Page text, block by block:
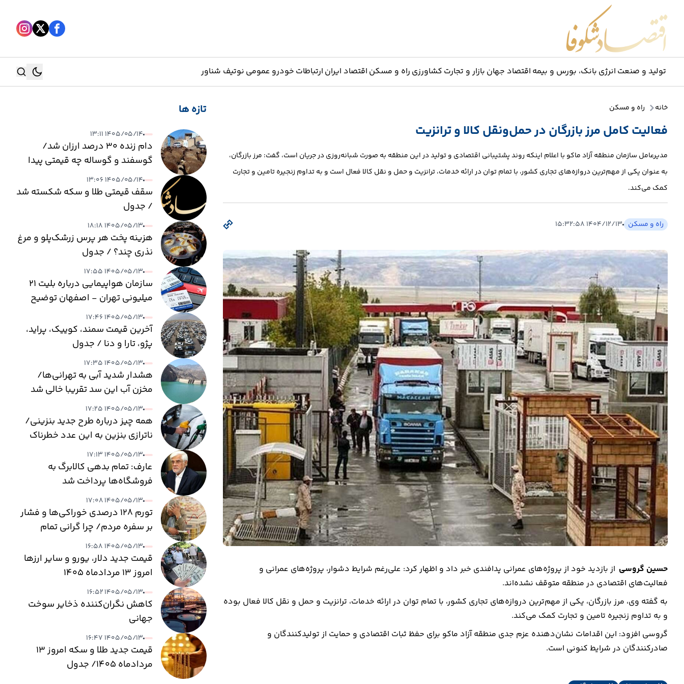
تولید و صنعت انرژی بانک، بورس و بیمه اقتصاد جهان بازار و تجارت کشاورزی راه و مسکن اقتصاد ایران ارتباطات خودرو عمومی نوتیف شناور
جستجو
خانه راه و مسکن
فعالیت کامل مرز بازرگان در حمل‌ونقل کالا و ترانزیت
مدیرعامل سازمان منطقه آزاد ماکو با اعلام اینکه روند پشتیبانی اقتصادی و تولید در این منطقه به صورت شبانه‌روزی در جریان است، گفت: مرز بازرگان،
به عنوان یکی از مهم‌ترین دروازه‌های تجاری کشور، با تمام توان در ارائه خدمات، ترانزیت و حمل و نقل کالا فعال است و به تداوم زنجیره تامین و تجارت
کمک می‌کند.
راه و مسکن ۱۴۰۴/۱۲/۱۳ ۱۵:۳۲:۵۸
حسین گروسی از بازدید خود از پروژه‌های عمرانی پدافندی خبر داد و اظهار کرد: علی‌رغم شرایط دشوار، پروژه‌های عمرانی و
فعالیت‌های اقتصادی در منطقه متوقف نشده‌اند.
به گفته وی، مرز بازرگان، یکی از مهم‌ترین دروازه‌های تجاری کشور، با تمام توان در ارائه خدمات، ترانزیت و حمل و نقل کالا فعال بوده
و به تداوم زنجیره تامین و تجارت کمک می‌کند.
گروسی افزود: این اقدامات نشان‌دهنده عزم جدی منطقه آزاد ماکو برای حفظ ثبات اقتصادی و حمایت از تولیدکنندگان و
صادرکنندگان در شرایط کنونی است.
تازه ها
۱۴۰۵/۰۵/۱۴ ۱۳:۱۱
دام زنده ۳۰ درصد ارزان شد/
گوسفند و گوساله چه قیمتی پیدا
کرد؟
۱۴۰۵/۰۵/۱۴ ۱۳:۰۶
سقف قیمتی طلا و سکه شکسته شد
/ جدول
۱۴۰۵/۰۵/۱۳ ۱۸:۱۸
هزینه پخت هر پرس زرشک‌پلو و مرغ
نذری چند؟ / جدول
۱۴۰۵/۰۵/۱۳ ۱۷:۵۵
سازمان هواپیمایی درباره بلیت ۲۱
میلیونی تهران - اصفهان توضیح
داد۱۴۰۵/۰۵/۱۳ ۱۷:۴۶
آخرین قیمت سمند، کوییک، پراید،
پژو، تارا و دنا / جدول
۱۴۰۵/۰۵/۱۳ ۱۷:۳۵
هشدار شدید آبی به تهرانی‌ها/
مخزن آب این سد تقریبا خالی شد
۱۴۰۵/۰۵/۱۳ ۱۷:۲۵
همه چیز درباره طرح جدید بنزینی/
ناترازی بنزین به این عدد خطرناک
می‌رسد
۱۴۰۵/۰۵/۱۳ ۱۷:۱۳
عارف: تمام بدهی کالابرگ به
فروشگاه‌ها پرداخت شد
۱۴۰۵/۰۵/۱۳ ۱۷:۰۸
تورم ۱۲۸ درصدی خوراکی‌ها و فشار
بر سفره مردم/ چرا گرانی تمام
نمی‌شود؟
۱۴۰۵/۰۵/۱۳ ۱۶:۵۸
قیمت جدید دلار، یورو و سایر ارزها
امروز ۱۳ مردادماه ۱۴۰۵
۱۴۰۵/۰۵/۱۳ ۱۶:۵۲
کاهش نگران‌کننده ذخایر سوخت
جهانی
۱۴۰۵/۰۵/۱۳ ۱۶:۴۷
قیمت جدید طلا و سکه امروز ۱۳
مردادماه ۱۴۰۵/ جدول